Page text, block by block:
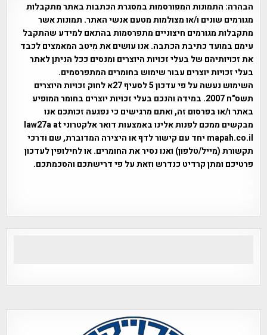
הבהרה: התמונות המפורסמות במסגרת הכתבות באתר מתקבלות
מגורמים שונים ו/או מצולמות מטעם אנשי האתר. תמונות אשר
מתקבלות מגורמים חיצוניים מתפרסמות בהתאם למידע שהתקבל
עימם במועד כתיבת הכתבה. אנו עושים את מיטב המאמצים לכבד
את זכויותיהם של בעלי זכויות היוצרים ומנסים ככל הניתן לאתר
בעלי זכויות יוצרים עבור שימוש בחומרים המתפרסמים.
השימוש נעשה על פי עדכון 5 לסעיף 27א לחוק זכויות היוצרים
תשס"ח 2007. במידה והנכם בעלי זכויות יוצרים בחומר המופיע
באתר ו/או בפרסום זה, ואתם מרגישים כי נפגעה זכותכם אנו
מבקשים ממכם לפנות אלינו באמצעות דואר אלקטרוני law27a at
mapah.co.il יחד עם קישור לדף או היצירה המדוברת, שם ודרכי
תקשורת (מייל/טלפון) ואנו נסיר את החומרים. או לחילופין לעדכון
פרטיכם ומתן קרדיט כנדרש וזאת על פי דרישתכם והסכמתכם.